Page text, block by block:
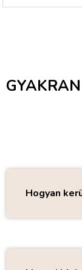
Hogyan